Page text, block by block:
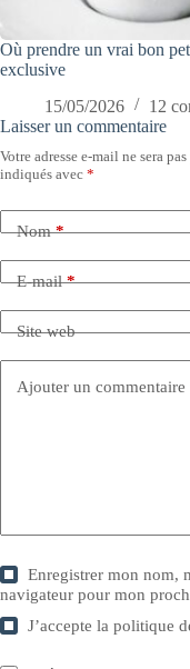
Où prendre un vrai bon
exclusive
15/05/2026
12
Laisser un commentaire
Votre adresse e-mail ne sera
indiqués avec *
Nom*
E-mail*
Site web
Ajouter un commentaire
Enregistrer mon nom,
navigateur pour mon
J’accepte lapolitique